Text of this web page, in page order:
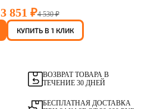
3 851 ₽4 530 ₽
КУПИТЬ В 1 КЛИК
ВОЗВРАТ ТОВАРА В
ТЕЧЕНИЕ 30 ДНЕЙ
БЕСПЛАТНАЯ ДОСТАВКА